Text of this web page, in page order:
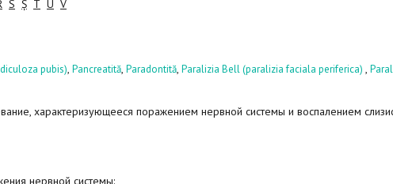
S Ș T U V
pubis), Pancreatită, Paradontită, Paralizia Bell (paralizia faciala periferica) ,
характеризующееся поражением нервной системы и воспалением
нервной системы: